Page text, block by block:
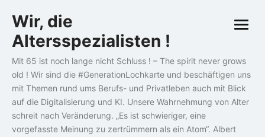
to
content
Wir, die
Altersspezialisten !
Mit 65 ist noch lange nicht Schluss ! – The spirit never grows
old ! Wir sind die #GenerationLochkarte und beschäftigen uns
mit Themen rund ums Berufs- und Privatleben auch mit Blick
auf die Digitalisierung und KI. Unsere Wahrnehmung von Alter
schreit nach Veränderung. „Es ist schwieriger, eine
vorgefasste Meinung zu zertrümmern als ein Atom“. Albert
open